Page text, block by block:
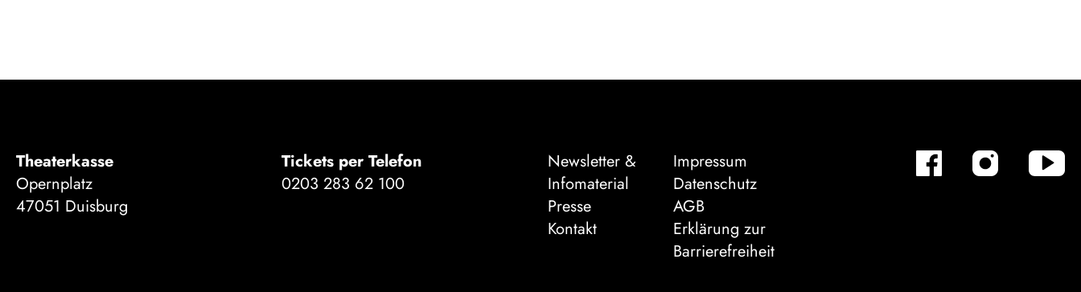
Theaterkasse
Opernplatz
47051 Duisburg
Tickets per Telefon
0203 283 62 100
Newsletter &
Infomaterial
Presse
Kontakt
Impressum
Datenschutz
AGB
Erklärung zur
Barrierefreiheit